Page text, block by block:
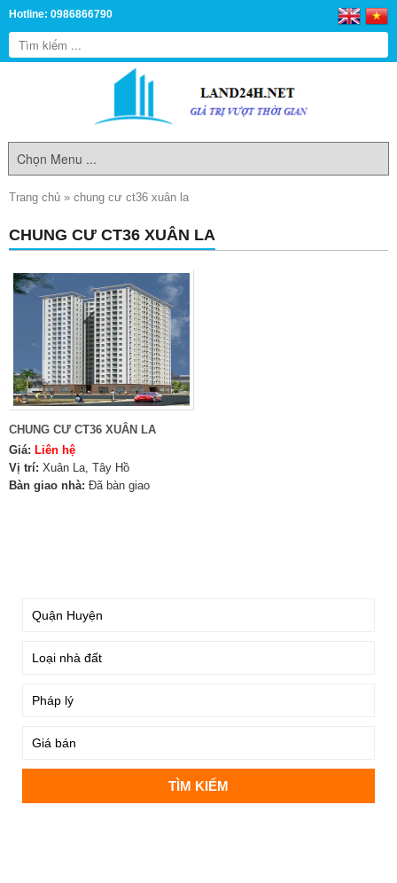
Hotline: 0986866790
Trang chủ » chung cư ct36 xuân la
CHUNG CƯ CT36 XUÂN LA
CHUNG CƯ CT36 XUÂN LA
Giá: Liên hệ
Vị trí: Xuân La, Tây Hồ
Bàn giao nhà: Đã bàn giao